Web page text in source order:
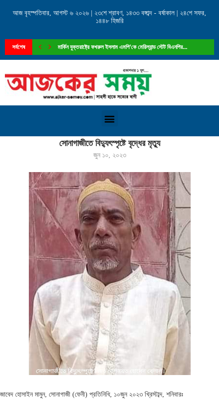
আজ বৃহস্পতিবার, আগস্ট ৬ ২০২৬ | ২৩শে শ্রাবণ, ১৪৩৩ বঙ্গাব্দ - বর্ষাকাল | ২৪শে সফর,
১৪৪৮ হিজরি
সর্বশেষ মার্কিন যুক্তরাষ্ট্রে ফখরুল ইসলাম এমপি’কে মেরিল্যান্ড স্টেট বিএনপির...
সোনাগাজীতে বিদ্যুৎস্পৃষ্টে বৃদ্ধের মৃত্যু
জুন ১০, ২০২৩
জাবেদ হোসাইন মামুন, সোনাগাজী (ফেনী) প্রতিনিধি, ১০জুন ২০২৩ খ্রিস্টাব্দ, শনিবারঃ